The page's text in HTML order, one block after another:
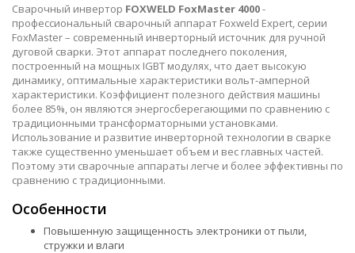
Сварочный инвертор FOXWELD FoxMaster 4000-
профессиональный сварочный аппарат Foxweld Expert, серии
FoxMaster – современный инверторный источник для ручной
дуговой сварки. Этот аппарат последнего поколения,
построенный на мощных IGBT модулях, что дает высокую
динамику, оптимальные характеристики вольт-амперной
характеристики. Коэффициент полезного действия машины
более 85%, он являются энергосберегающими по сравнению с
традиционными трансформаторными установками.
Использование и развитие инверторной технологии в сварке
также существенно уменьшает объем и вес главных частей.
Поэтому эти сварочные аппараты легче и более эффективны по
сравнению с традиционными.
Особенности
Повышенную защищенность электроники от пыли,
стружки и влаги